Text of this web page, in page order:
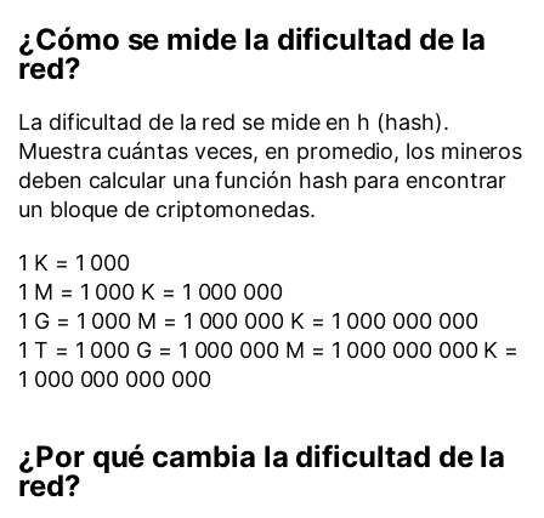
¿Cómo se mide la dificultad de la
red?
La dificultad de la red se mide en h (hash).
Muestra cuántas veces, en promedio, los mineros
deben calcular una función hash para encontrar
un bloque de criptomonedas.
1 K = 1 000
1 M = 1 000 K = 1 000 000
1 G = 1 000 M = 1 000 000 K = 1 000 000 000
1 T = 1 000 G = 1 000 000 M = 1 000 000 000 K =
1 000 000 000 000
¿Por qué cambia la dificultad de la
red?